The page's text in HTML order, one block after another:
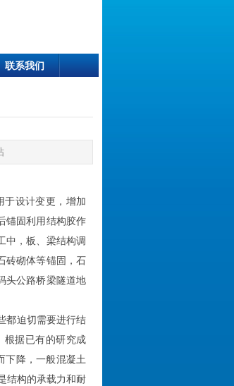
联系我们
设计变更，增加
锚固利用结构胶作
中，板、梁结构调
砖砌体等锚固，石
头公路桥梁隧道地
都迫切需要进行结
根据已有的研究成
下降，一般混凝土
结构的承载力和耐